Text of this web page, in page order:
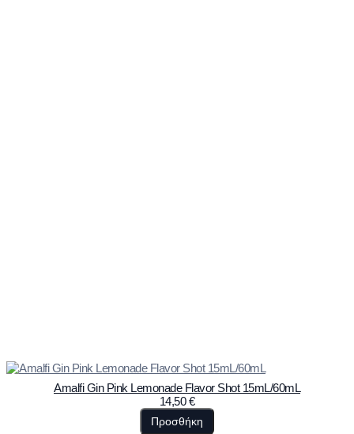
Amalfi Gin Pink Lemonade Flavor Shot 15mL/60mL
14,50€
Προσθήκη